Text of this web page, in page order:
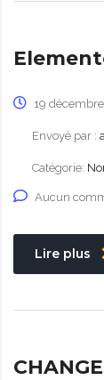
19
Envoyé par :
Catégorie:
Aucun
Lire plus